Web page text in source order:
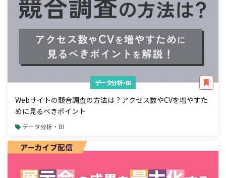
データ分析・BI
Webサイトの競合調査の方法は？アクセス数やCVを増やすた
めに見るべきポイント
データ分析・BI